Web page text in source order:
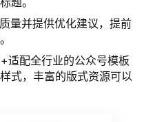
篇专业级公众号排版，
格式导入，不用手动调